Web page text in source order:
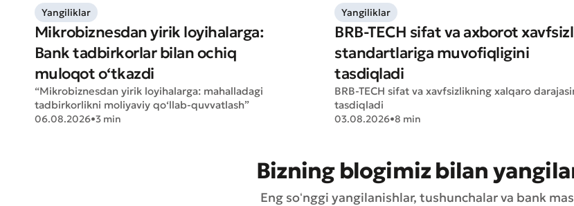
Yangiliklar
Mikrobiznesdan yirik loyihalarga:
Bank tadbirkorlar bilan ochiq
muloqot o‘tkazdi
“Mikrobiznesdan yirik loyihalarga: mahalladagi
tadbirkorlikni moliyaviy qo‘llab-quvvatlash”
06.08.2026•3 min
Yangiliklar
BRB-TECH sifat va axborot
standartlariga muvofiqligini
tasdiqladi
BRB-TECH sifat va xavfsizlikning xalqaro
tasdiqladi
03.08.2026•8 min
Bizning blogimiz bilan
Eng soʻnggi yangilanishlar, tushunchalar va bank